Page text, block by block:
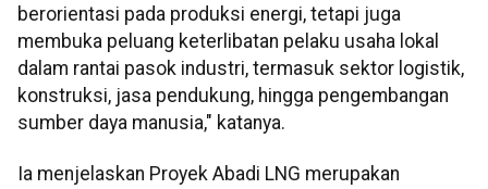
berorientasi pada produksi energi, tetapi juga
membuka peluang keterlibatan pelaku usaha lokal
dalam rantai pasok industri, termasuk sektor logistik,
konstruksi, jasa pendukung, hingga pengembangan
sumber daya manusia," katanya.
Ia menjelaskan Proyek Abadi LNG merupakan